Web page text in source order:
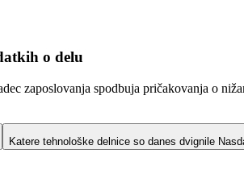
o delu
zaposlovanja spodbuja pričakovanja o
Katere tehnološke delnice so danes dvignile